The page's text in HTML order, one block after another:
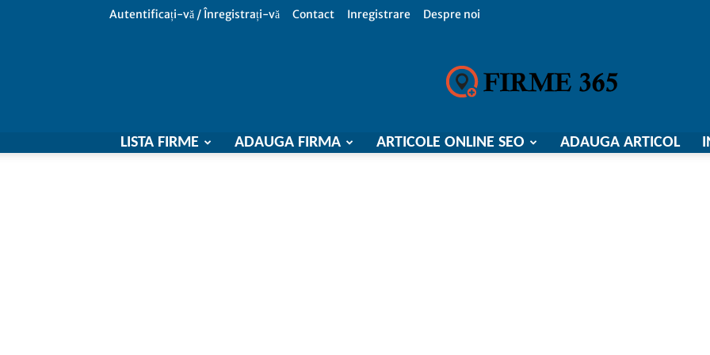
Autentificați-vă / Înregistrați-vă Contact Inregistrare Despre noi
Firme
LISTA FIRME ADAUGA FIRMA ARTICOLE ONLINE SEO ADAUGA ARTICOL